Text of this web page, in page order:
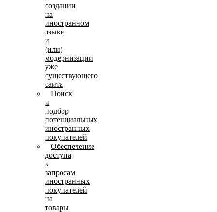
создании
на
иностранном
языке
и
(или)
модернизации
уже
существующего
сайта
Поиск
и
подбор
потенциальных
иностранных
покупателей
Обеспечение
доступа
к
запросам
иностранных
покупателей
на
товары